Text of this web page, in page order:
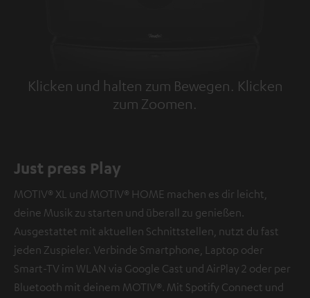
Klicken und halten zum Bewegen. Klicken
zum Zoomen.
Tap to zoom
Just press Play
MOTIV® XL und MOTIV® HOME machen es dir leicht,
deine Musik zu starten und überall zu genießen.
Ausgestattet mit aktuellen Schnittstellen, nutzt du fast
jeden Zuspieler. Verbinde Smartphone, Laptop oder
Smart-TV im WLAN via Google Cast und AirPlay 2 oder per
Bluetooth mit deinem MOTIV®. Mit Spotify Connect und